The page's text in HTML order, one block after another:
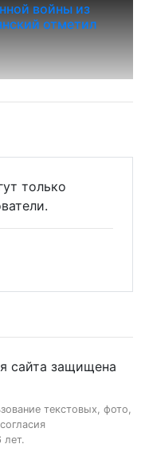
войны из
отметил
только
сайта защищена
текстовых, фото,
лет.